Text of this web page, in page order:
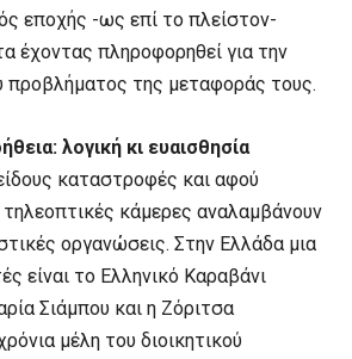
εποχής -ως επί το πλείστον-
έχοντας πληροφορηθεί για την
προβλήματος της μεταφοράς τους.
λογική κι ευαισθησία
καταστροφές και αφού
κάμερες αναλαμβάνουν
οργανώσεις. Στην Ελλάδα μια
είναι το Ελληνικό Καραβάνι
Σιάμπου και η Ζόριτσα
μέλη του διοικητικού